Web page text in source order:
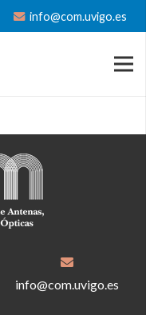
info@com.uvigo.es
info@com.uvigo.es